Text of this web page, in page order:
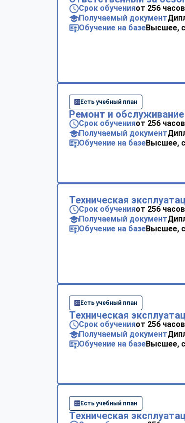
Срок обученияот 256 часов
Получаемый документ
Обучение на базеВысшее,
Есть учебный план
Ремонт и
Срок обученияот 256 часов
Получаемый документ
Обучение на базеВысшее,
Техническая
Срок обученияот 256 часов
Получаемый документ
Обучение на базеВысшее,
Есть учебный план
Техническая
Срок обученияот 256 часов
Получаемый документ
Обучение на базеВысшее,
Есть учебный план
Техническая